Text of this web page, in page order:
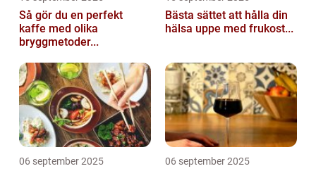
Så gör du en perfekt
kaffe med olika
bryggmetoder...
Bästa sättet att hålla din
hälsa uppe med frukost...
06 september 2025 06 september 2025